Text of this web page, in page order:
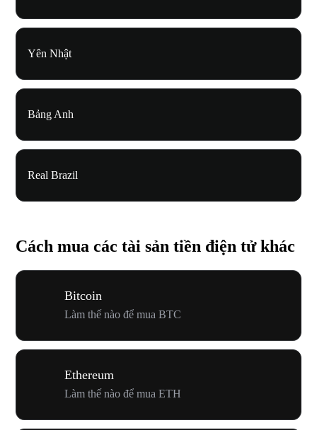
Yên Nhật
Bảng Anh
Real Brazil
Cách mua các tài sản tiền điện tử khác
Bitcoin
Làm thế nào để mua BTC
Ethereum
Làm thế nào để mua ETH